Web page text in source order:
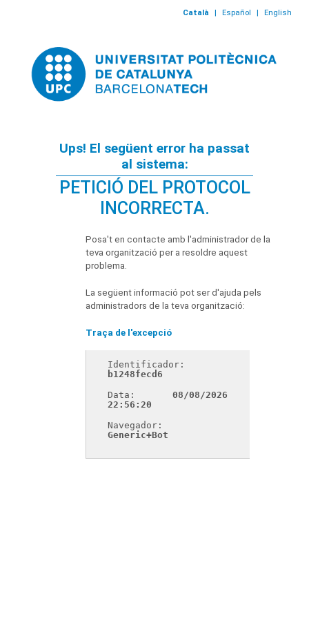
Català | Español | English
Ups! El següent error ha passat
al sistema:
PETICIÓ DEL PROTOCOL
INCORRECTA.
Posa't en contacte amb l'administrador de la
teva organització per a resoldre aquest
problema.
La següent informació pot ser d'ajuda pels
administradors de la teva organització:
Traça de l'excepció
b1248fecd6
Data:
08/08/2026
22:56:20
Generic+Bot